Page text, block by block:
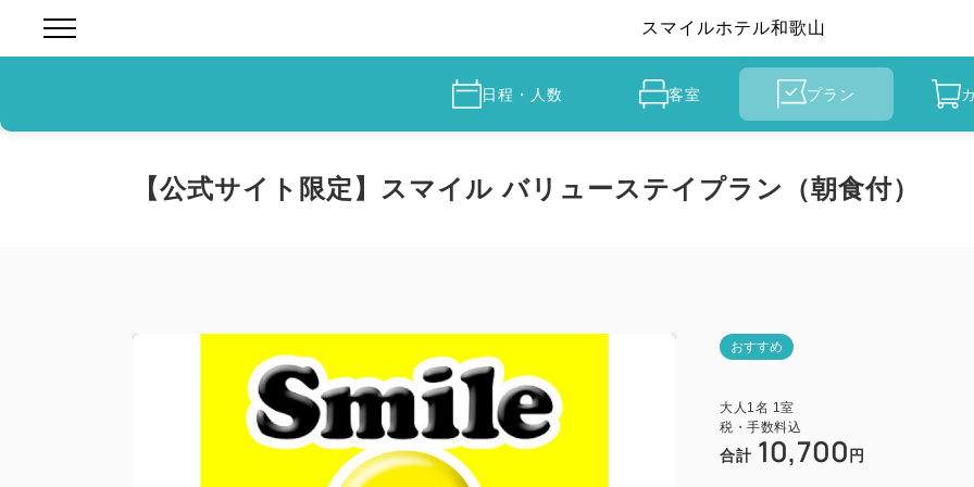
スマイルホテル和歌山
日程・人数 客室 プラン
【公式サイト限定】スマイル バリューステイプラン（朝食付）
おすすめ
大人 1名 1室
税・手数料込
合計 10,700 円